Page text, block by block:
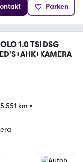
Parken
1.0 TSI DSG
km •